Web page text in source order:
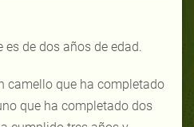
es de dos años de edad.
camello que ha completado
que ha completado dos